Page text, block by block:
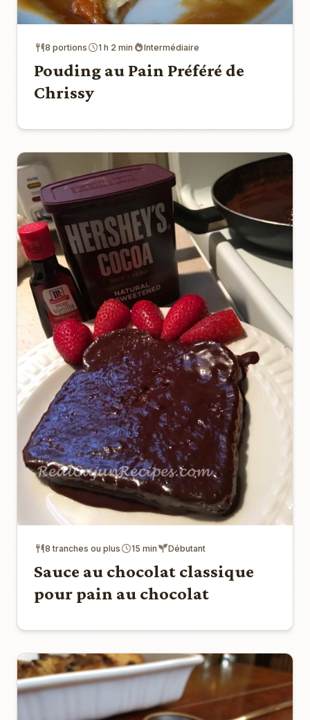
8 portions 1 h 2 min Intermédiaire
Pouding au Pain Préféré de
Chrissy
8 tranches ou plus 15 min Débutant
Sauce au chocolat classique
pour pain au chocolat